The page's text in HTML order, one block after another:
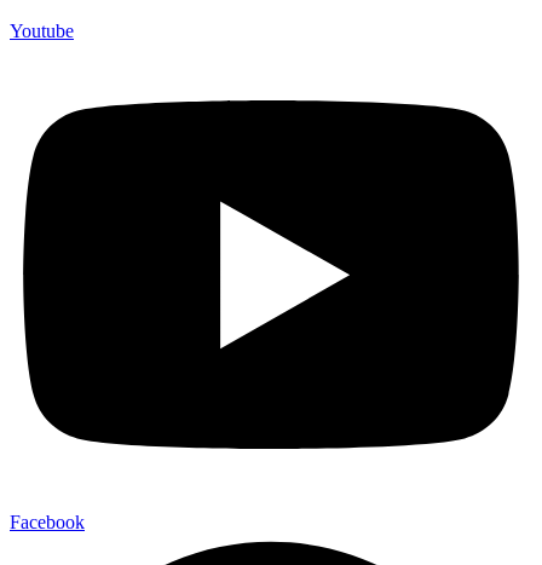
Youtube
Facebook